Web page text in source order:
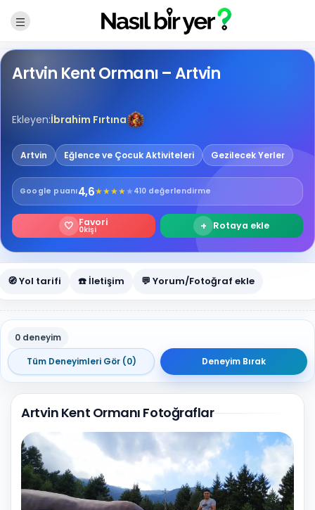
Artvin Kent Ormanı – Artvin
Ekleyen:İbrahim Fırtına
Artvin Eğlence ve Çocuk Aktiviteleri Gezilecek Yerler
Google puanı4,6★★★★★ 410 değerlendirme
🤍 Favori
0kişi + Rotaya ekle
🧭 Yol tarifi ☎️ İletişim 💬 Yorum/Fotoğraf ekle
0 deneyim
Tüm Deneyimleri Gör (0)
Deneyim Bırak
Artvin Kent Ormanı Fotoğraflar
Fotoğraf